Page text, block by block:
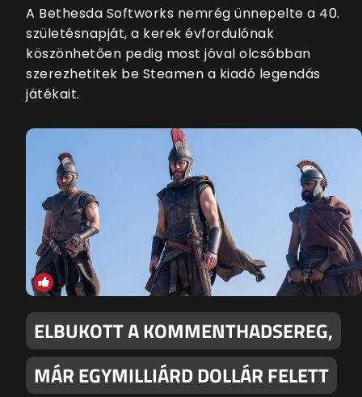
A Bethesda Softworks nemrég ünnepelte a 40.
születésnapját, a kerek évfordulónak
köszönhetően pedig most jóval olcsóbban
szerezhetitek be Steamen a kiadó legendás
játékait.
ELBUKOTT A KOMMENTHADSEREG,
MÁR EGYMILLIÁRD DOLLÁR FELETT